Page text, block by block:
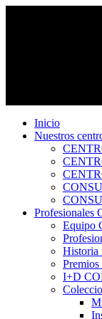
Inicio
Nuestros
Profesionales
Equipo
Historia
I+D